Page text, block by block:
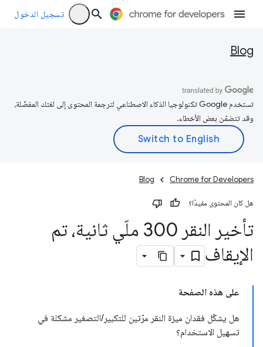
تسجيل الدخول
Blog
تستخدم Google تكنولوجيا الذكاء الاصطناعي لترجمة المحتوى إلى لغتك المفضّلة،
وقد تتضمّن بعض الأخطاء.
Chrome for Developers
Blog
هل كان المحتوى مفيدًا؟
تأخير النقر 300 ملّي ثانية، تم
الإيقاف
على هذه الصفحة
هل يشكّل فقدان ميزة النقر مرّتين للتكبير/التصغير مشكلة في
تسهيل الاستخدام؟